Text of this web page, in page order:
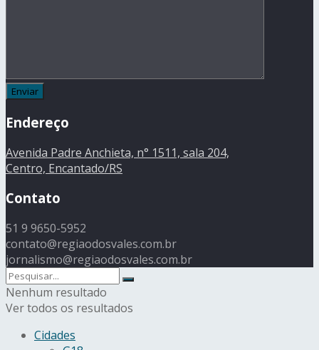
Endereço
Avenida Padre Anchieta, n° 1511, sala 204,
Centro, Encantado/RS
Contato
51 9 9650-5952
contato@regiaodosvales.com.br
jornalismo@regiaodosvales.com.br
Nenhum resultado
Ver todos os resultados
Cidades